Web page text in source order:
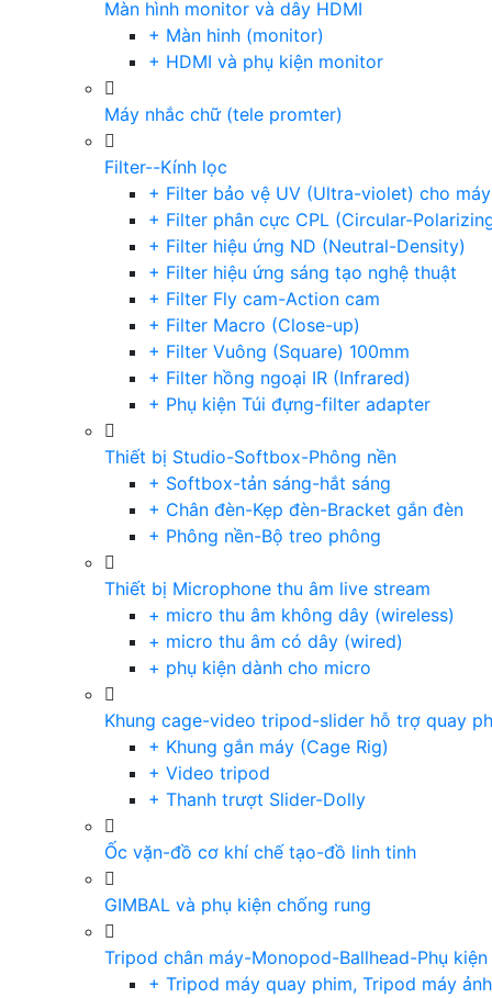
Màn hình monitor và dây HDMI
+ Màn hinh (monitor)
+ HDMI và phụ kiện monitor
Máy nhắc chữ (tele promter)
Filter--Kính lọc
+ Filter bảo vệ UV (Ultra-violet) cho
+ Filter phân cực CPL (Circular-
+ Filter hiệu ứng ND (Neutral-Density)
+ Filter hiệu ứng sáng tạo nghệ thuật
+ Filter Fly cam-Action cam
+ Filter Macro (Close-up)
+ Filter Vuông (Square) 100mm
+ Filter hồng ngoại IR (Infrared)
+ Phụ kiện Túi đựng-filter adapter
Thiết bị Studio-Softbox-Phông nền
+ Softbox-tản sáng-hắt sáng
+ Chân đèn-Kẹp đèn-Bracket gắn đèn
+ Phông nền-Bộ treo phông
Thiết bị Microphone thu âm live stream
+ micro thu âm không dây (wireless)
+ micro thu âm có dây (wired)
+ phụ kiện dành cho micro
Khung cage-video tripod-slider hỗ trợ quay
+ Khung gắn máy (Cage Rig)
+ Video tripod
+ Thanh trượt Slider-Dolly
Ốc vặn-đồ cơ khí chế tạo-đồ linh tinh
GIMBAL và phụ kiện chống rung
Tripod chân máy-Monopod-Ballhead-Phụ kiện
+ Tripod máy quay phim, Tripod máy